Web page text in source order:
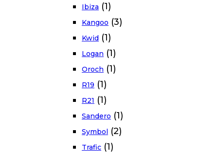
Ibiza (1)
Kangoo (3)
Kwid (1)
Logan (1)
Oroch (1)
R19 (1)
R21 (1)
Sandero (1)
Symbol (2)
Trafic (1)